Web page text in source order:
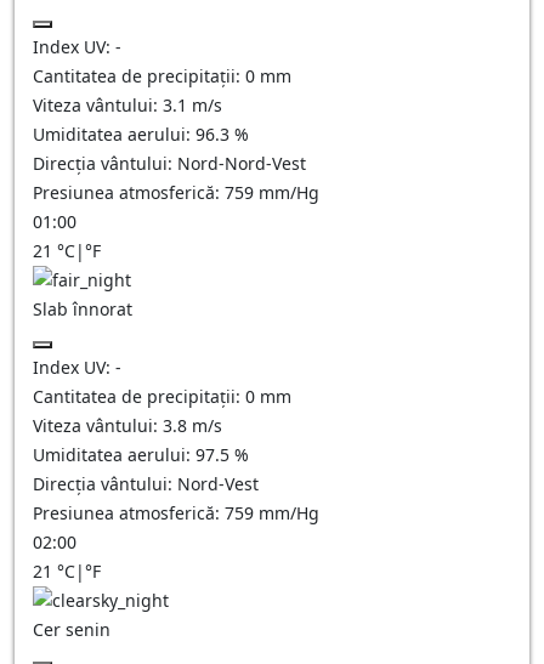
Index UV: -
Cantitatea de precipitații: 0 mm
Viteza vântului: 3.1 m/s
Umiditatea aerului: 96.3 %
Direcția vântului: Nord-Nord-Vest
Presiunea atmosferică: 759 mm/Hg
01:00
21 °C|°F
Slab înnorat
Index UV: -
Cantitatea de precipitații: 0 mm
Viteza vântului: 3.8 m/s
Umiditatea aerului: 97.5 %
Direcția vântului: Nord-Vest
Presiunea atmosferică: 759 mm/Hg
02:00
21 °C|°F
Cer senin